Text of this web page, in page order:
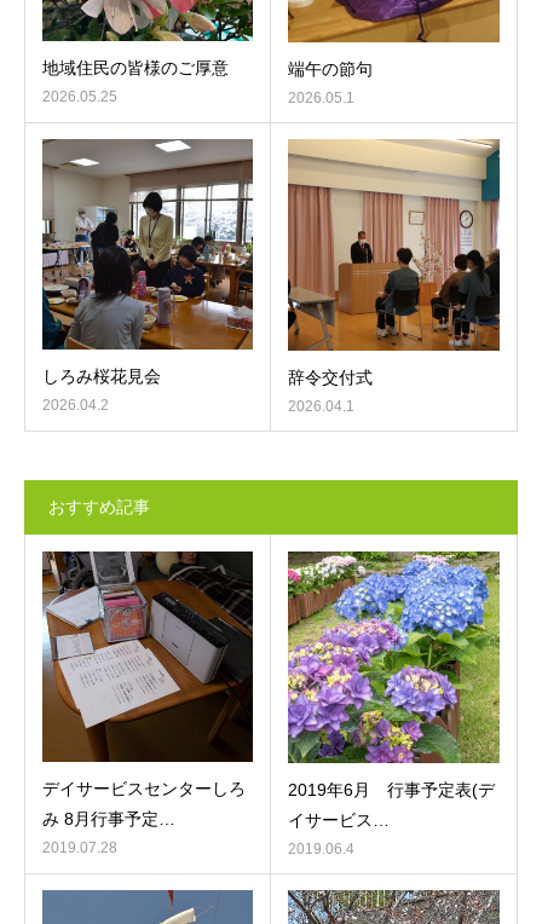
地域住民の皆様のご厚意
2026.05.25
端午の節句
2026.05.1
しろみ桜花見会
2026.04.2
辞令交付式
2026.04.1
おすすめ記事
デイサービスセンターしろ
み 8月行事予定…
2019.07.28
2019年6月 行事予定表(デ
イサービス…
2019.06.4